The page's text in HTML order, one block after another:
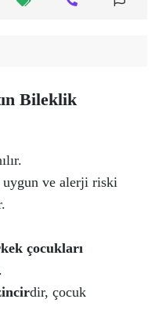
Bileklik
ve alerji riski
çocukları
dir, çocuk